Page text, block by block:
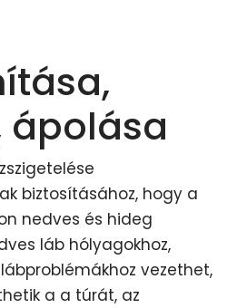
ápolása
biztosításához, hogy a
nedves és hideg
láb hólyagokhoz,
vezethet,
a a túrát, az